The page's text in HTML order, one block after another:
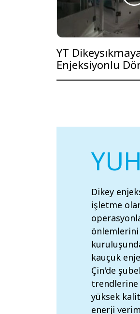
YT
Enjeksiyonlu
Dikey
işletme
kauçuk
Çin'de
trendlerine
yüksek
enerji